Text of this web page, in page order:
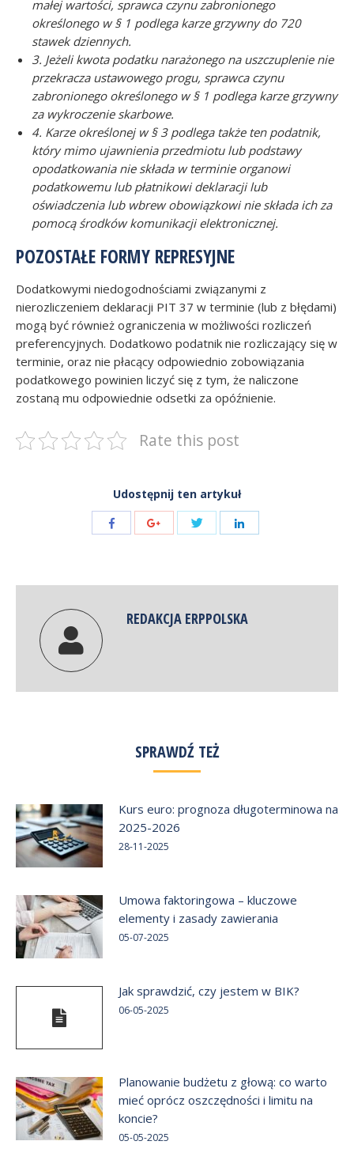
małej wartości, sprawca czynu zabronionego
określonego w § 1 podlega karze grzywny do 720
stawek dziennych.
3. Jeżeli kwota podatku narażonego na uszczuplenie nie
przekracza ustawowego progu, sprawca czynu
zabronionego określonego w § 1 podlega karze grzywny
za wykroczenie skarbowe.
4. Karze określonej w § 3 podlega także ten podatnik,
który mimo ujawnienia przedmiotu lub podstawy
opodatkowania nie składa w terminie organowi
podatkowemu lub płatnikowi deklaracji lub
oświadczenia lub wbrew obowiązkowi nie składa ich za
pomocą środków komunikacji elektronicznej.
POZOSTAŁE FORMY REPRESYJNE
Dodatkowymi niedogodnościami związanymi z
nierozliczeniem deklaracji PIT 37 w terminie (lub z błędami)
mogą być również ograniczenia w możliwości rozliczeń
preferencyjnych. Dodatkowo podatnik nie rozliczający się w
terminie, oraz nie płacący odpowiednio zobowiązania
podatkowego powinien liczyć się z tym, że naliczone
zostaną mu odpowiednie odsetki za opóźnienie.
Rate this post
Udostępnij ten artykuł
Share
Share
Share
REDAKCJA ERPPOLSKA
SPRAWDŹ TEŻ
Kurs euro: prognoza długoterminowa na
2025-2026
28-11-2025
Umowa faktoringowa – kluczowe
elementy i zasady zawierania
05-07-2025
Jak sprawdzić, czy jestem w BIK?
06-05-2025
Planowanie budżetu z głową: co warto
mieć oprócz oszczędności i limitu na
koncie?
05-05-2025